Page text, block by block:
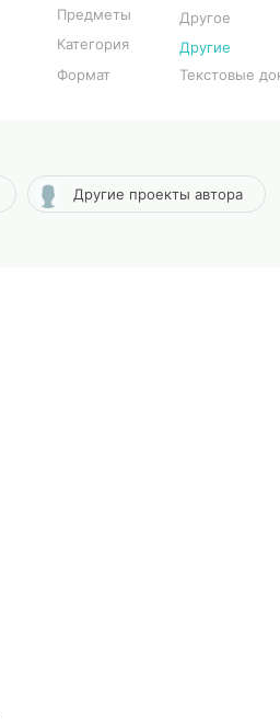
Предметы
Другое
Категория
Другие
Формат
Текстовые
Другие проекты автора